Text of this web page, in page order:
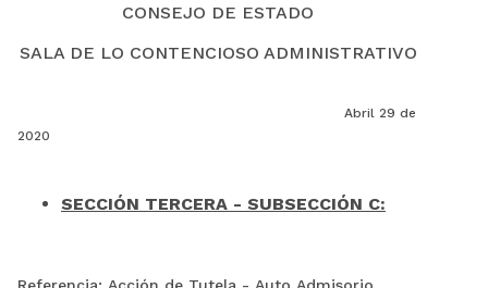
CONSEJO DE ESTADO
SALA DE LO CONTENCIOSO ADMINISTRATIVO
Abril 29 de
2020
SECCIÓN TERCERA - SUBSECCIÓN C: